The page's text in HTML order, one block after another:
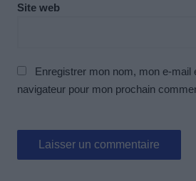
Site web
Enregistrer mon nom, mon e-mail
navigateur pour mon prochain